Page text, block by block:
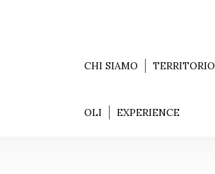
CHI SIAMO TERRITORIO
OLI EXPERIENCE